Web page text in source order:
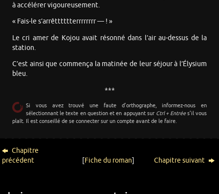
à accélérer vigoureusement.
« Fais-le s’arrêtttttterrrrrrrr — ! »
Le cri amer de Kojou avait résonné dans l’air au-dessus de la
station.
C’est ainsi que commença la matinée de leur séjour à l’Élysium
bleu.
***
Si vous avez trouvé une faute d’orthographe, informez-nous en
sélectionnant le texte en question et en appuyant sur Ctrl + Entrées’il vous
plaît. Il est conseillé de se connecter sur un compte avant de le faire.
Chapitre
précédent
[Fiche du roman] Chapitre suivant